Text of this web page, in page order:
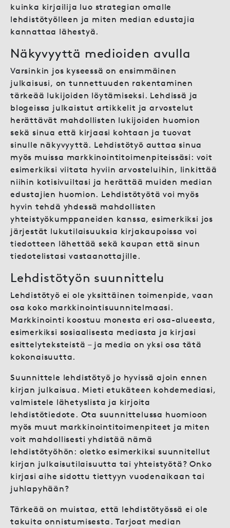
kuinka kirjailija luo strategian omalle
lehdistötyölleen ja miten median edustajia
kannattaa lähestyä.
Näkyvyyttä medioiden avulla
Varsinkin jos kyseessä on ensimmäinen
julkaisusi, on tunnettuuden rakentaminen
tärkeää lukijoiden löytämiseksi. Lehdissä ja
blogeissa julkaistut artikkelit ja arvostelut
herättävät mahdollisten lukijoiden huomion
sekä sinua että kirjaasi kohtaan ja tuovat
sinulle näkyvyyttä. Lehdistötyö auttaa sinua
myös muissa markkinointitoimenpiteissäsi: voit
esimerkiksi viitata hyviin arvosteluihin, linkittää
niihin kotisivuiltasi ja herättää muiden median
edustajien huomion. Lehdistötyötä voi myös
hyvin tehdä yhdessä mahdollisten
yhteistyökumppaneiden kanssa, esimerkiksi jos
järjestät lukutilaisuuksia kirjakaupoissa voi
tiedotteen lähettää sekä kaupan että sinun
tiedotelistasi vastaanottajille.
Lehdistötyön suunnittelu
Lehdistötyö ei ole yksittäinen toimenpide, vaan
osa koko markkinointisuunnitelmaasi.
Markkinointi koostuu monesta eri osa-alueesta,
esimerkiksi sosiaalisesta mediasta ja kirjasi
esittelyteksteistä – ja media on yksi osa tätä
kokonaisuutta.
Suunnittele lehdistötyö jo hyvissä ajoin ennen
kirjan julkaisua. Mieti etukäteen kohdemediasi,
valmistele lähetyslista ja kirjoita
lehdistötiedote. Ota suunnittelussa huomioon
myös muut markkinointitoimenpiteet ja miten
voit mahdollisesti yhdistää nämä
lehdistötyöhön: oletko esimerkiksi suunnitellut
kirjan julkaisutilaisuutta tai yhteistyötä? Onko
kirjasi aihe sidottu tiettyyn vuodenaikaan tai
juhlapyhään?
Tärkeää on muistaa, että lehdistötyössä ei ole
takuita onnistumisesta. Tarjoat median